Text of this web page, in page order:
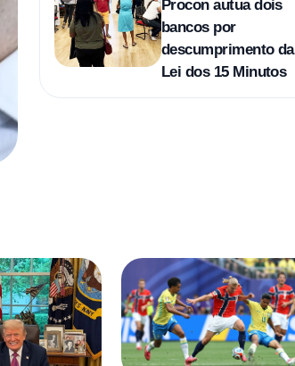
Procon autua dois
bancos por
descumprimento da
Lei dos 15 Minutos